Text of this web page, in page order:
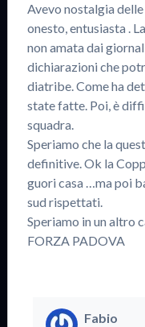
Avevo nostalgia
onesto, entusiasta .
non amata dai
dichiarazioni che
diatribe. Come ha
state fatte. Poi, è
squadra.
Speriamo che la
definitive. Ok la
guori casa …ma poi
sud rispettati.
Speriamo in un altro
FORZA PADOVA
Fabio